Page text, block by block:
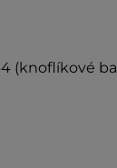
(knoflíkové